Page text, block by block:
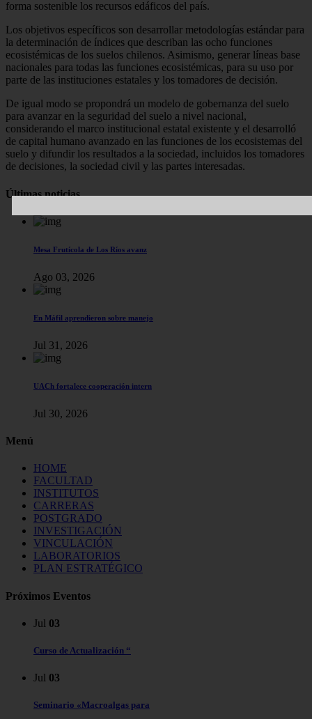
forma sostenible los recursos edáficos del país.
Los objetivos específicos son desarrollar metodologías estándar para
la determinación de índices que describan las ocho funciones
ecosistémicas de los suelos chilenos. Asimismo, generar líneas base
nacionales para todas las funciones ecosistémicas, para su uso por
parte de las instituciones estatales y los tomadores de decisión.
De igual modo se propondrá un modelo de gobernanza del suelo
para avanzar en la seguridad del suelo a nivel nacional,
considerando el marco institucional estatal existente y el desarrolló
de capital humano avanzado en las funciones de los ecosistemas del
suelo y difundir los resultados a la sociedad, incluidos los tomadores
de decisiones, la sociedad civil y las partes interesadas.
Últimas noticias
Mesa Frutícola de Los Ríos avanz
Ago 03, 2026
En Máfil aprendieron sobre manejo
Jul 31, 2026
UACh fortalece cooperación intern
Jul 30, 2026
Menú
HOME
FACULTAD
INSTITUTOS
CARRERAS
POSTGRADO
INVESTIGACIÓN
VINCULACIÓN
LABORATORIOS
PLAN ESTRATÉGICO
Próximos Eventos
Jul 03
Curso de Actualización “
Jul 03
Seminario «Macroalgas para